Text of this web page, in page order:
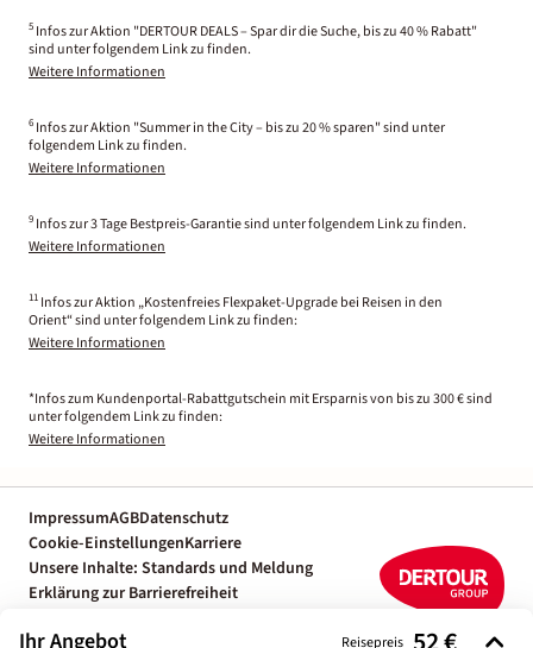
Ihr Angebot Reisepreis
5 Infos zur Aktion "DERTOUR DEALS – Spar dir die Suche, bis zu 40 % Rabatt"
sind unter folgendem Link zu finden.
Weitere Informationen
6 Infos zur Aktion "Summer in the City – bis zu 20 % sparen" sind unter
folgendem Link zu finden.
Weitere Informationen
9 Infos zur 3 Tage Bestpreis-Garantie sind unter folgendem Link zu finden.
Weitere Informationen
11 Infos zur Aktion „Kostenfreies Flexpaket-Upgrade bei Reisen in den
Orient“ sind unter folgendem Link zu finden:
Weitere Informationen
*Infos zum Kundenportal-Rabattgutschein mit Ersparnis von bis zu 300 € sind
unter folgendem Link zu finden:
Weitere Informationen
ImpressumAGBDatenschutz
Cookie-EinstellungenKarriere
Unsere Inhalte: Standards und Meldung
Erklärung zur Barrierefreiheit
Reiseexperten